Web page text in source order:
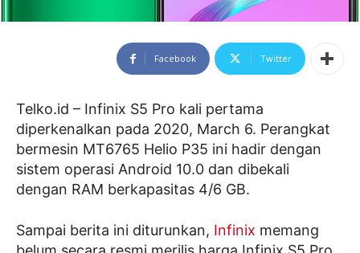
Facebook Twitter
Telko.id – Infinix S5 Pro kali pertama
diperkenalkan pada 2020, March 6. Perangkat
bermesin MT6765 Helio P35 ini hadir dengan
sistem operasi Android 10.0 dan dibekali
dengan RAM berkapasitas 4/6 GB.
Sampai berita ini diturunkan, Infinix memang